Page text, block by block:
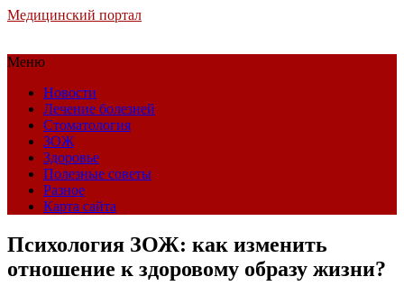
Медицинский портал
Меню
Новости
Лечение болезней
Стоматология
ЗОЖ
Здоровье
Полезные советы
Разное
Карта сайта
Психология ЗОЖ: как изменить
отношение к здоровому образу жизни?